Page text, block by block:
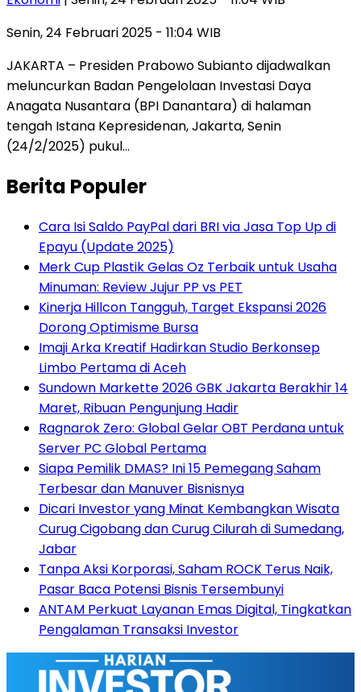
Senin, 24 Februari 2025 - 11:04 WIB
JAKARTA – Presiden Prabowo Subianto dijadwalkan
meluncurkan Badan Pengelolaan Investasi Daya
Anagata Nusantara (BPI Danantara) di halaman
tengah Istana Kepresidenan, Jakarta, Senin
(24/2/2025) pukul…
Berita Populer
Cara Isi Saldo PayPal dari BRI via Jasa Top Up di
Epayu (Update 2025)
Merk Cup Plastik Gelas Oz Terbaik untuk Usaha
Minuman: Review Jujur PP vs PET
Kinerja Hillcon Tangguh, Target Ekspansi 2026
Dorong Optimisme Bursa
Imaji Arka Kreatif Hadirkan Studio Berkonsep
Limbo Pertama di Aceh
Sundown Markette 2026 GBK Jakarta Berakhir 14
Maret, Ribuan Pengunjung Hadir
Ragnarok Zero: Global Gelar OBT Perdana untuk
Server PC Global Pertama
Siapa Pemilik DMAS? Ini 15 Pemegang Saham
Terbesar dan Manuver Bisnisnya
Dicari Investor yang Minat Kembangkan Wisata
Curug Cigobang dan Curug Cilurah di Sumedang,
Jabar
Tanpa Aksi Korporasi, Saham ROCK Terus Naik,
Pasar Baca Potensi Bisnis Tersembunyi
ANTAM Perkuat Layanan Emas Digital, Tingkatkan
Pengalaman Transaksi Investor